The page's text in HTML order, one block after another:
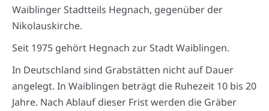
Waiblinger Stadtteils Hegnach, gegenüber der
Nikolauskirche.
Seit 1975 gehört Hegnach zur Stadt Waiblingen.
In Deutschland sind Grabstätten nicht auf Dauer
angelegt. In Waiblingen beträgt die Ruhezeit 10 bis 20
Jahre. Nach Ablauf dieser Frist werden die Gräber